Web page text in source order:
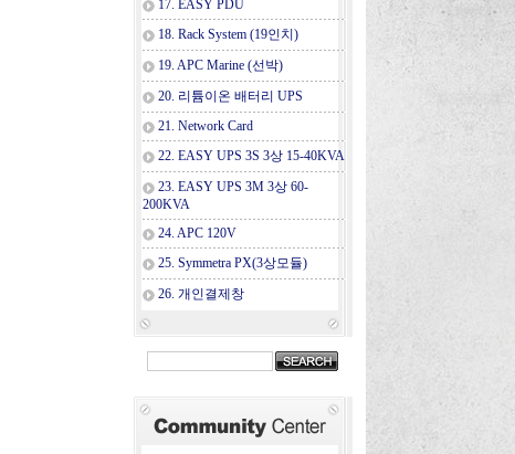
17. EASY PDU
18. Rack System (19인치)
19. APC Marine (선박)
20. 리튬이온 배터리 UPS
21. Network Card
22. EASY UPS 3S 3상 15-40KVA
23. EASY UPS 3M 3상 60-
200KVA
24. APC 120V
25. Symmetra PX(3상모듈)
26. 개인결제창